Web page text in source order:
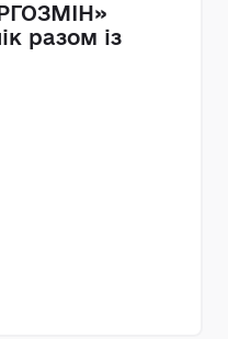
разом із